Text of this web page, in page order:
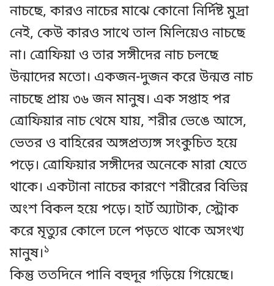
নাচছে, কারও নাচের মাঝে কোনো নির্দিষ্ট মুদ্রা
নেই, কেউ কারও সাথে তাল মিলিয়েও নাচছে
না। ত্রোফিয়া ও তার সঙ্গীদের নাচ চলছে
উন্মাদের মতো। একজন-দুজন করে উন্মত্ত নাচ
নাচছে প্রায় ৩৬ জন মানুষ। এক সপ্তাহ পর
ত্রোফিয়ার নাচ থেমে যায়, শরীর ভেঙে আসে,
ভেতর ও বাহিরের অঙ্গপ্রত্যঙ্গ সংকুচিত হয়ে
পড়ে। ত্রোফিয়ার সঙ্গীদের অনেকে মারা যেতে
থাকে। একটানা নাচের কারণে শরীরের বিভিন্ন
অংশ বিকল হয়ে পড়ে। হার্ট অ্যাটাক, স্ট্রোক
করে মৃত্যুর কোলে ঢলে পড়তে থাকে অসংখ্য
মানুষ।১
কিন্তু ততদিনে পানি বহুদূর গড়িয়ে গিয়েছে।